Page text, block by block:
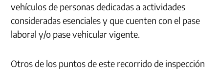
vehículos de personas dedicadas a actividades
consideradas esenciales y que cuenten con el pase
laboral y/o pase vehicular vigente.
Otros de los puntos de este recorrido de inspección